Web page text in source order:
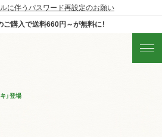
に伴うパスワード再設定のお願い
ご購入で送料660円～が無料に！
」登場
す